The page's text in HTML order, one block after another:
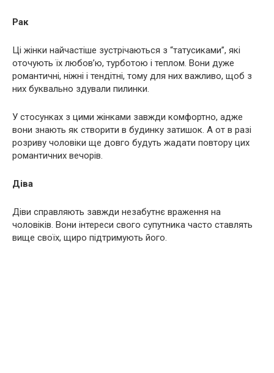
Рак
Ці жінки найчастіше зустрічаються з “татусиками”, які
оточують їх любов’ю, турботою і теплом. Вони дуже
романтичні, ніжні і тендітні, тому для них важливо, щоб з
них буквально здували пилинки.
У стосунках з цими жінками завжди комфортно, адже
вони знають як створити в будинку затишок. А от в разі
розриву чоловіки ще довго будуть жадати повтору цих
романтичних вечорів.
Діва
Діви справляють завжди незабутнє враження на
чоловіків. Вони інтереси свого супутника часто ставлять
вище своїх, щиро підтримують його.